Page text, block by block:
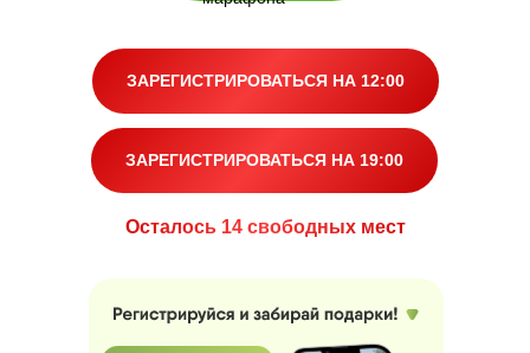
Осталось 14 свободных мест
ЗАРЕГИСТРИРОВАТЬСЯ НА 12:00
ЗАРЕГИСТРИРОВАТЬСЯ НА 19:00